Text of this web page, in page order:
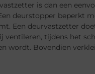
is dan een
deurstopper beperkt
Een deurvastzetter
ventileren, tijdens het
wordt. Bovendien